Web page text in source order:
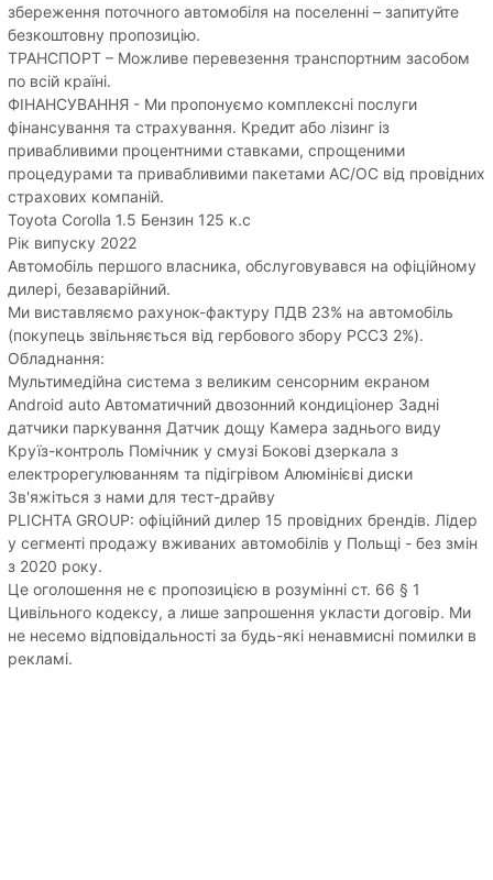
збереження поточного автомобіля на поселенні – запитуйте
безкоштовну пропозицію.
ТРАНСПОРТ – Можливе перевезення транспортним засобом
по всій країні.
ФІНАНСУВАННЯ - Ми пропонуємо комплексні послуги
фінансування та страхування. Кредит або лізинг із
привабливими процентними ставками, спрощеними
процедурами та привабливими пакетами AC/OC від провідних
страхових компаній.
Toyota Corolla 1.5 Бензин 125 к.с
Рік випуску 2022
Автомобіль першого власника, обслуговувався на офіційному
дилері, безаварійний.
Ми виставляємо рахунок-фактуру ПДВ 23% на автомобіль
(покупець звільняється від гербового збору PCC3 2%).
Обладнання:
Мультимедійна система з великим сенсорним екраном
Android auto Автоматичний двозонний кондиціонер Задні
датчики паркування Датчик дощу Камера заднього виду
Круїз-контроль Помічник у смузі Бокові дзеркала з
електрорегулюванням та підігрівом Алюмінієві диски
Зв'яжіться з нами для тест-драйву
PLICHTA GROUP: офіційний дилер 15 провідних брендів. Лідер
у сегменті продажу вживаних автомобілів у Польщі - без змін
з 2020 року.
Це оголошення не є пропозицією в розумінні ст. 66 § 1
Цивільного кодексу, а лише запрошення укласти договір. Ми
не несемо відповідальності за будь-які ненавмисні помилки в
рекламі.